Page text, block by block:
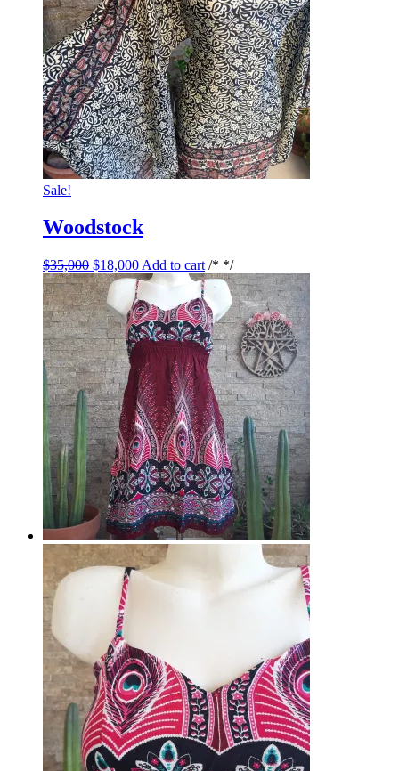
Sale!
Woodstock
$35,000 $18,000 Add to cart /* */